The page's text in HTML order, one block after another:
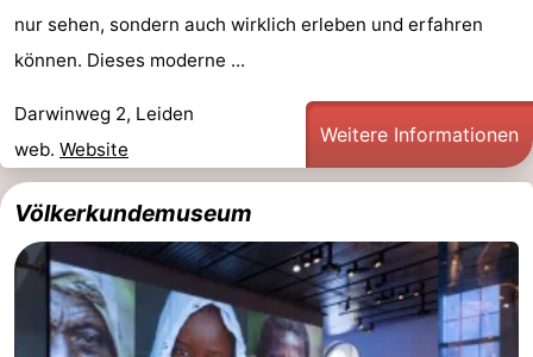
nur sehen, sondern auch wirklich erleben und erfahren
können. Dieses moderne ...
Darwinweg 2, Leiden
web. Website
Weitere Informationen
Völkerkundemuseum